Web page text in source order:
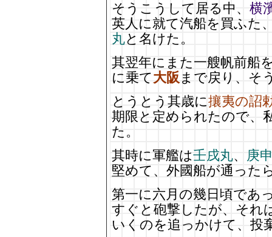
そうこうして居る中、 横
英人に就て汽船を買ふた
丸と名けた。
其翌年にまた一艘帆前船
に乗て大阪 まで戻り、そ
とうとう其歳に攘夷の詔
期限と定められたので、
た。
其時に軍艦は壬戌丸、 庚
堅めて、外國船が通った
第一に六月の幾日頃であ
すぐと砲撃したが、それ
いくのを追っかけて、投